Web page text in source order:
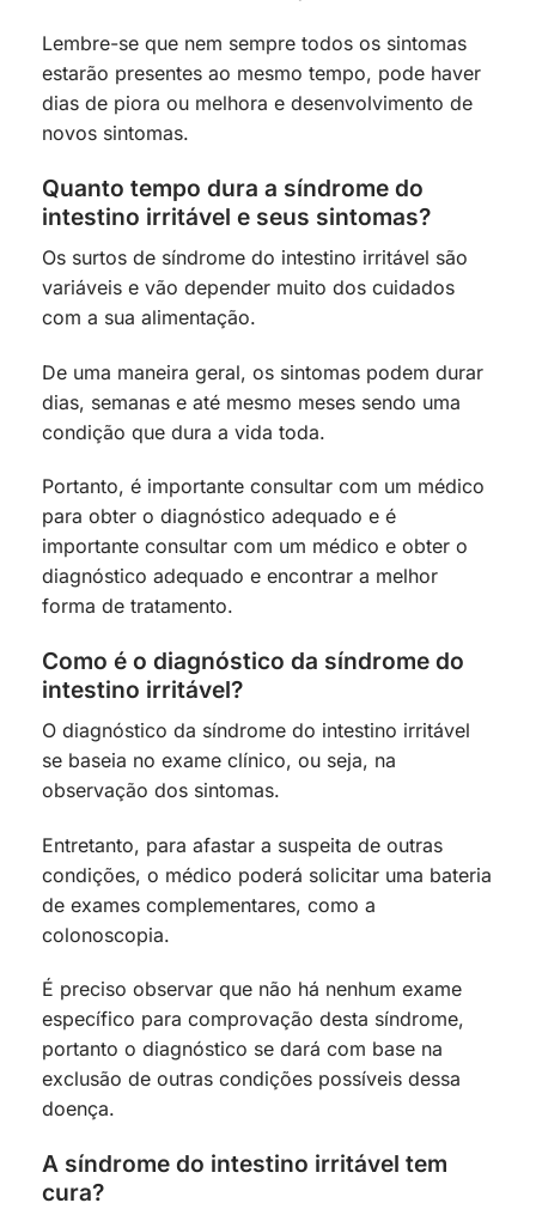
Lembre-se que nem sempre todos os sintomas
estarão presentes ao mesmo tempo, pode haver
dias de piora ou melhora e desenvolvimento de
novos sintomas.
Quanto tempo dura a síndrome do
intestino irritável e seus sintomas?
Os surtos de síndrome do intestino irritável são
variáveis e vão depender muito dos cuidados
com a sua alimentação.
De uma maneira geral, os sintomas podem durar
dias, semanas e até mesmo meses sendo uma
condição que dura a vida toda.
Portanto, é importante consultar com um médico
para obter o diagnóstico adequado e é
importante consultar com um médico e obter o
diagnóstico adequado e encontrar a melhor
forma de tratamento.
Como é o diagnóstico da síndrome do
intestino irritável?
O diagnóstico da síndrome do intestino irritável
se baseia no exame clínico, ou seja, na
observação dos sintomas.
Entretanto, para afastar a suspeita de outras
condições, o médico poderá solicitar uma bateria
de exames complementares, como a
colonoscopia.
É preciso observar que não há nenhum exame
específico para comprovação desta síndrome,
portanto o diagnóstico se dará com base na
exclusão de outras condições possíveis dessa
doença.
A síndrome do intestino irritável tem
cura?